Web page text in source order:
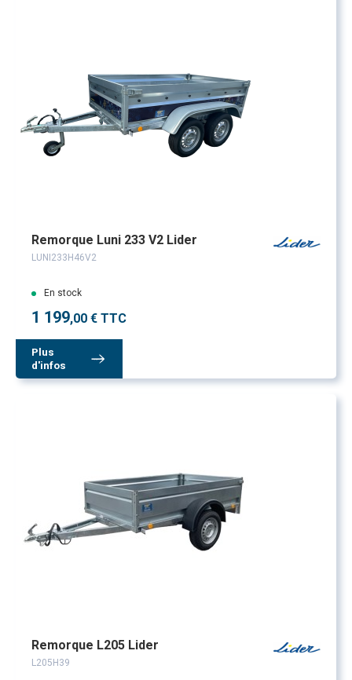
Remorque Luni 233 V2 Lider
LUNI233H46V2
En stock
1 199,00 € TTC
Plus
d'infos
Remorque L205 Lider
L205H39